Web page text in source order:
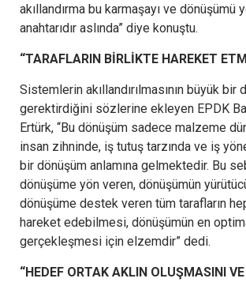
akıllandırma bu karmaşayı ve dönüşümü
anahtarıdır aslında” diye konuştu.
“TARAFLARIN BİRLİKTE HAREKET
Sistemlerin akıllandırılmasının büyük bir
gerektirdiğini sözlerine ekleyen EPDK
Ertürk, “Bu dönüşüm sadece malzeme
insan zihninde, iş tutuş tarzında ve iş
bir dönüşüm anlamına gelmektedir. Bu
dönüşüme yön veren, dönüşümün
dönüşüme destek veren tüm tarafların
hareket edebilmesi, dönüşümün en
gerçekleşmesi için elzemdir” dedi.
“HEDEF ORTAK AKLIN OLUŞMASINI